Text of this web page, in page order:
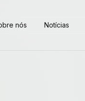
nós Notícias